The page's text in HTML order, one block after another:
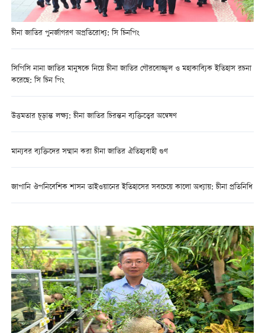
চীনা জাতির পুনর্জাগরণ অপ্রতিরোধ্য: সি চিনপিং
সিপিসি নানা জাতির মানুষকে নিয়ে চীনা জাতির গৌরবোজ্জ্বল ও মহাকাব্যিক ইতিহাস রচনা
করেছে: সি চিন পিং
উত্তমতার চূড়ান্ত লক্ষ্য: চীনা জাতির চিরন্তন ব্যক্তিত্বের অন্বেষণ
মান্যবর ব্যক্তিদের সম্মান করা চীনা জাতির ঐতিহ্যবাহী গুণ
জাপানি ঔপনিবেশিক শাসন তাইওয়ানের ইতিহাসের সবচেয়ে কালো অধ্যায়: চীনা প্রতিনিধি